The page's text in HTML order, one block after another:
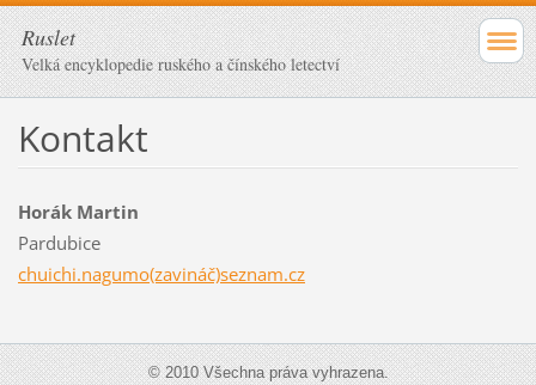
Ruslet
Velká encyklopedie ruského a čínského letectví
Kontakt
Horák Martin
Pardubice
chuichi.nagumo(zavináč)seznam.cz
© 2010 Všechna práva vyhrazena.